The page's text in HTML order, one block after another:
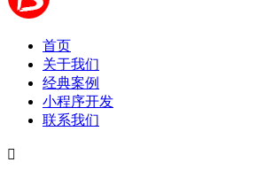
首页
关于我们
经典案例
小程序开发
联系我们
